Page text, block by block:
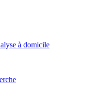
à domicile